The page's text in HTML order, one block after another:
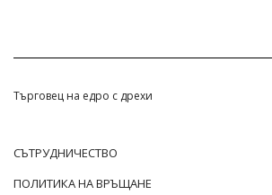
Търговец на едро с дрехи
СЪТРУДНИЧЕСТВО
ПОЛИТИКА НА ВРЪЩАНЕ